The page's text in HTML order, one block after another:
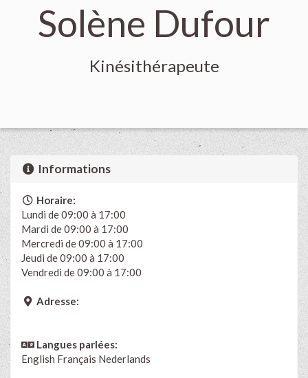
Solène Dufour
Kinésithérapeute
Informations
Horaire:
Lundi de 09:00 à 17:00
Mardi de 09:00 à 17:00
Mercredi de 09:00 à 17:00
Jeudi de 09:00 à 17:00
Vendredi de 09:00 à 17:00
Adresse:
Langues parlées:
English Français Nederlands